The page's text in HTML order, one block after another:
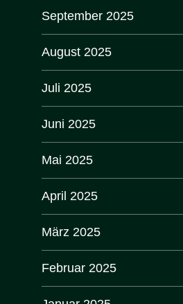
September 2025
August 2025
Juli 2025
Juni 2025
Mai 2025
April 2025
März 2025
Februar 2025